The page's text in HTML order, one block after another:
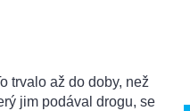
trvalo až do doby, než
jim podával drogu, se